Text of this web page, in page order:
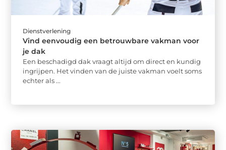
Dienstverlening
Vind eenvoudig een betrouwbare vakman voor
je dak
Een beschadigd dak vraagt altijd om direct en kundig
ingrijpen. Het vinden van de juiste vakman voelt soms
echter als ...